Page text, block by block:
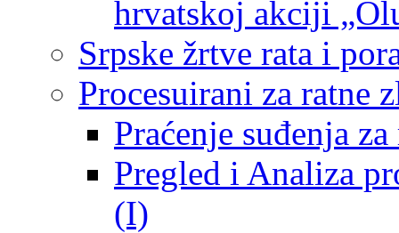
hrvatskoj akciji
Srpske žrtve rata i
Procesuirani za ratne
Praćenje suđenja
Pregled i Analiza
(I)